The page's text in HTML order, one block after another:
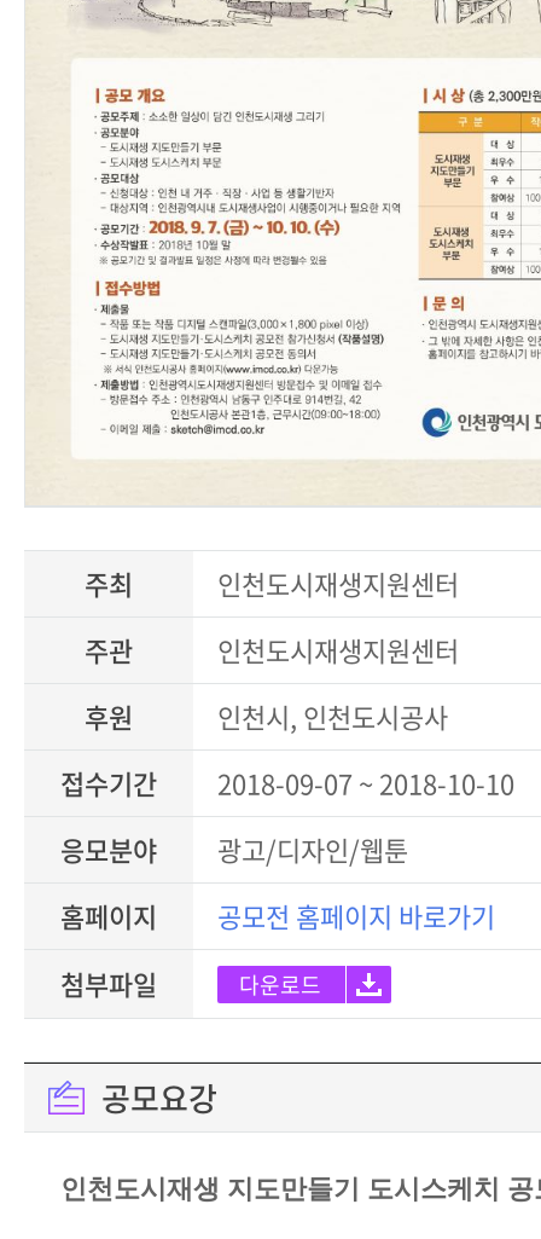
주최
인천도시재생지원센터
주관
인천도시재생지원센터
후원
인천시, 인천도시공사
접수기간
2018-09-07 ~ 2018-10-10
응모분야
광고/디자인/웹툰
홈페이지
공모전 홈페이지 바로가기
첨부파일
다운로드
공모요강
인천도시재생 지도만들기 도시스케치 공